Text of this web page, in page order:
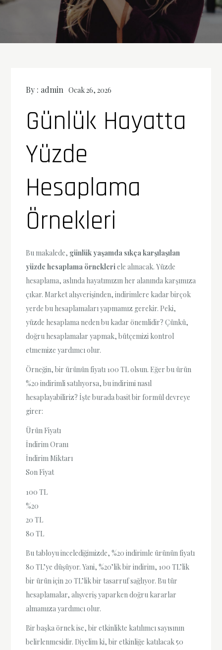
By : admin Ocak 26, 2026
Günlük Hayatta
Yüzde
Hesaplama
Örnekleri
Bu makalede, günlük yaşamda sıkça karşılaşılan
yüzde hesaplama örnekleriele alınacak. Yüzde
hesaplama, aslında hayatımızın her alanında karşımıza
çıkar. Market alışverişinden, indirimlere kadar birçok
yerde bu hesaplamaları yapmamız gerekir. Peki,
yüzde hesaplama neden bu kadar önemlidir? Çünkü,
doğru hesaplamalar yapmak, bütçemizi kontrol
etmemize yardımcı olur.
Örneğin, bir ürünün fiyatı 100 TL olsun. Eğer bu ürün
%20 indirimli satılıyorsa, bu indirimi nasıl
hesaplayabiliriz? İşte burada basit bir formül devreye
girer:
Ürün Fiyatı
İndirim Oranı
İndirim Miktarı
Son Fiyat
100 TL
%20
20 TL
80 TL
Bu tabloyu incelediğimizde, %20 indirimle ürünün fiyatı
80 TL’ye düşüyor. Yani, %20’lik bir indirim, 100 TL’lik
bir ürün için 20 TL’lik bir tasarruf sağlıyor. Bu tür
hesaplamalar, alışveriş yaparken doğru kararlar
almamıza yardımcı olur.
Bir başka örnek ise, bir etkinlikte katılımcı sayısının
belirlenmesidir. Diyelim ki, bir etkinliğe katılacak 50